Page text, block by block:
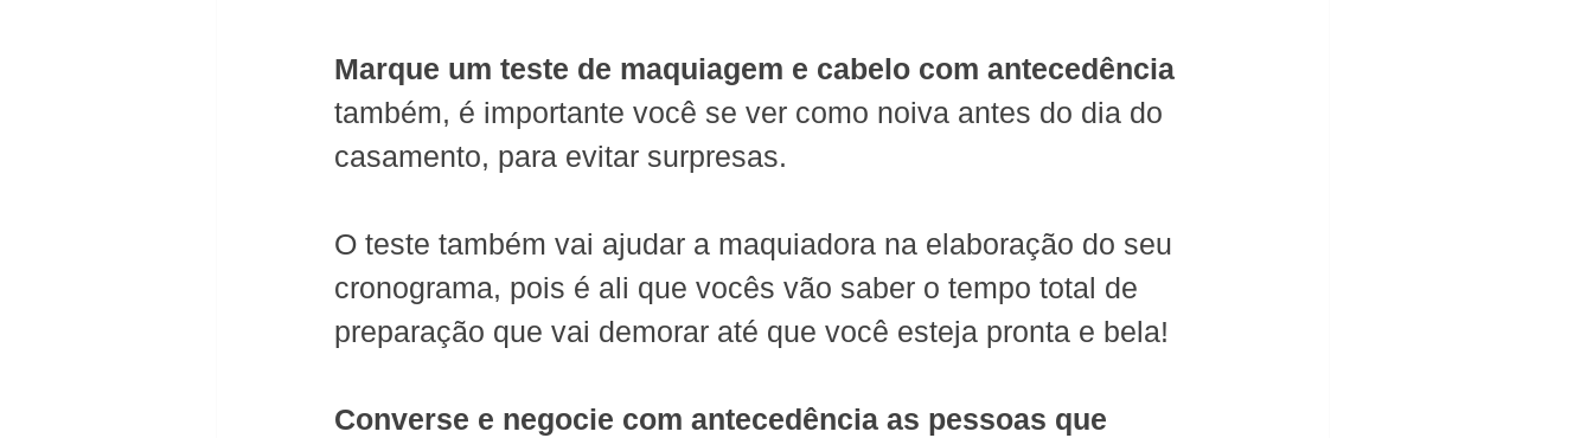
Marque um teste de maquiagem e cabelo com antecedência
também, é importante você se ver como noiva antes do dia do
casamento, para evitar surpresas.
O teste também vai ajudar a maquiadora na elaboração do seu
cronograma, pois é ali que vocês vão saber o tempo total de
preparação que vai demorar até que você esteja pronta e bela!
Converse e negocie com antecedência as pessoas que